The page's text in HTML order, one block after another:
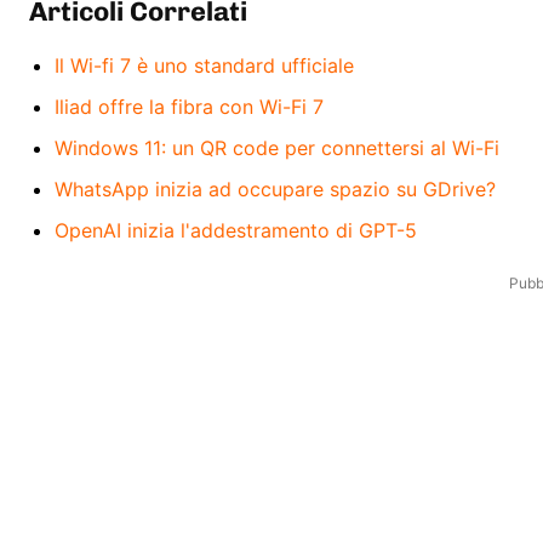
Articoli Correlati
Il Wi-fi 7 è uno standard ufficiale
Iliad offre la fibra con Wi-Fi 7
Windows 11: un QR code per connettersi al Wi-Fi
WhatsApp inizia ad occupare spazio su GDrive?
OpenAI inizia l'addestramento di GPT-5